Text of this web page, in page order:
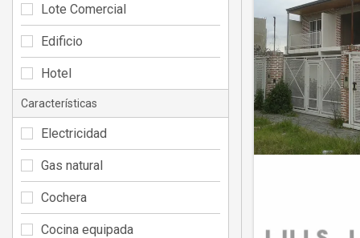
Lote Comercial
Edificio
Hotel
Características
Electricidad
Gas natural
Cochera
Cocina equipada